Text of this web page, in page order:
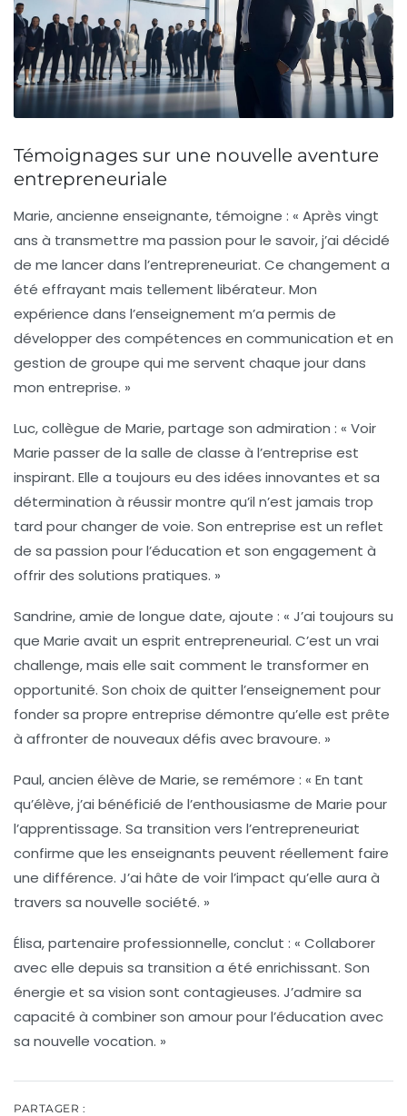
Témoignages sur une nouvelle aventure
entrepreneuriale
Marie, ancienne enseignante, témoigne : « Après vingt
ans à transmettre ma passion pour le savoir, j’ai décidé
de me lancer dans l’entrepreneuriat. Ce changement a
été effrayant mais tellement libérateur. Mon
expérience dans l’enseignement m’a permis de
développer des compétences en communication et en
gestion de groupe qui me servent chaque jour dans
mon entreprise. »
Luc, collègue de Marie, partage son admiration : « Voir
Marie passer de la salle de classe à l’entreprise est
inspirant. Elle a toujours eu des idées innovantes et sa
détermination à réussir montre qu’il n’est jamais trop
tard pour changer de voie. Son entreprise est un reflet
de sa passion pour l’éducation et son engagement à
offrir des solutions pratiques. »
Sandrine, amie de longue date, ajoute : « J’ai toujours su
que Marie avait un esprit entrepreneurial. C’est un vrai
challenge, mais elle sait comment le transformer en
opportunité. Son choix de quitter l’enseignement pour
fonder sa propre entreprise démontre qu’elle est prête
à affronter de nouveaux défis avec bravoure. »
Paul, ancien élève de Marie, se remémore : « En tant
qu’élève, j’ai bénéficié de l’enthousiasme de Marie pour
l’apprentissage. Sa transition vers l’entrepreneuriat
confirme que les enseignants peuvent réellement faire
une différence. J’ai hâte de voir l’impact qu’elle aura à
travers sa nouvelle société. »
Élisa, partenaire professionnelle, conclut : « Collaborer
avec elle depuis sa transition a été enrichissant. Son
énergie et sa vision sont contagieuses. J’admire sa
capacité à combiner son amour pour l’éducation avec
sa nouvelle vocation. »
PARTAGER :